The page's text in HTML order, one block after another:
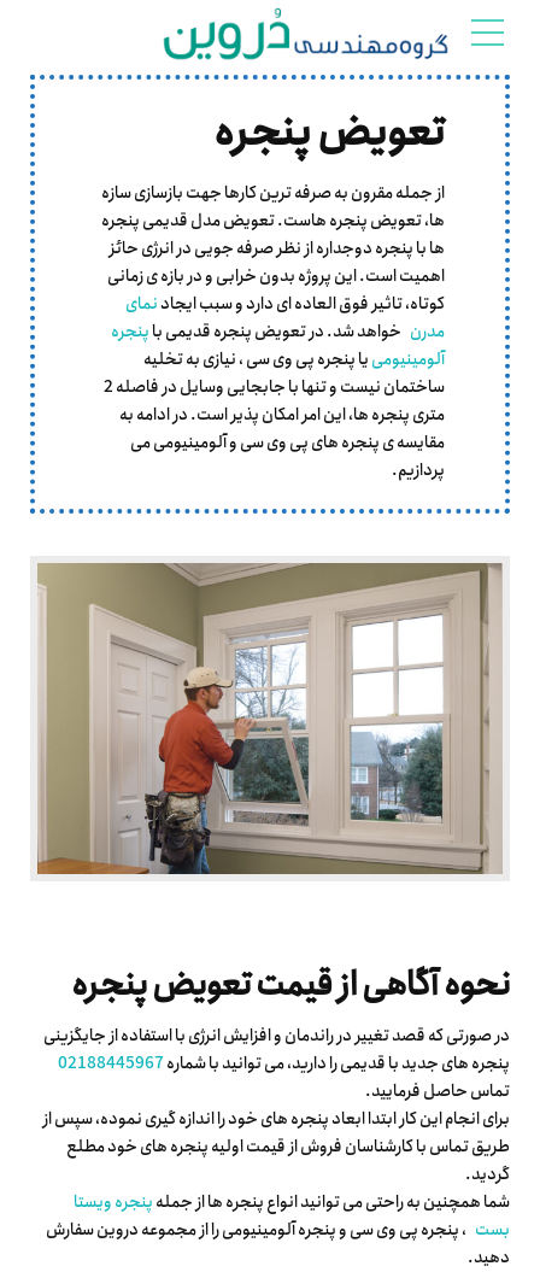
تعویض پنجره
از جمله مقرون به صرفه ترین کارها جهت بازسازی سازه
ها، تعویض پنجره هاست. تعویض مدل قدیمی پنجره
ها با پنجره دوجداره از نظر صرفه جویی در انرژی حائز
اهمیت است. این پروژه بدون خرابی و در بازه ی زمانی
کوتاه، تاثیر فوق العاده ای دارد و سبب ایجادنمای
مدرن خواهد شد. در تعویض پنجره قدیمی باپنجره
آلومینیومییا پنجره پی وی سی ، نیازی به تخلیه
ساختمان نیست و تنها با جابجایی وسایل در فاصله 2
متری پنجره ها، این امر امکان پذیر است. در ادامه به
مقایسه ی پنجره های پی وی سی و آلومینیومی می
پردازیم.
نحوه آگاهی از قیمت تعویض پنجره
در صورتی که قصد تغییر در راندمان و افزایش انرژی با استفاده از جایگزینی
پنجره های جدید با قدیمی را دارید، می توانید با شماره02188445967
تماس حاصل فرمایید.
برای انجام این کار ابتدا ابعاد پنجره های خود را اندازه گیری نموده، سپس از
طریق تماس با کارشناسان فروش از قیمت اولیه پنجره های خود مطلع
گردید.
شما همچنین به راحتی می توانید انواع پنجره ها از جملهپنجره ویستا
بست ، پنجره پی وی سی و پنجره آلومینیومی را از مجموعه دروین سفارش
دهید.